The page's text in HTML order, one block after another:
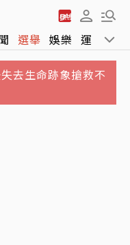
選舉 娛樂 運動 全
去生命跡象搶救不